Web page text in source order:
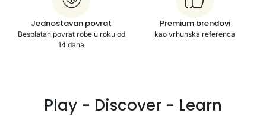
Jednostavan povrat
Besplatan povrat robe u roku od
14 dana
Premium brendovi
kao vrhunska referenca
Play - Discover - Learn